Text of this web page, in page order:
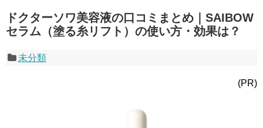
ドクターソワ美容液の口コミまとめ｜SAIBOW
セラム（塗る糸リフト）の使い方・効果は？
未分類
(PR)